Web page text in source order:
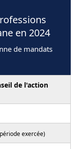
en 2024
de mandats
de l'action
exercée)